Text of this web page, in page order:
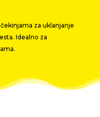
za uklanjanje
Idealno za